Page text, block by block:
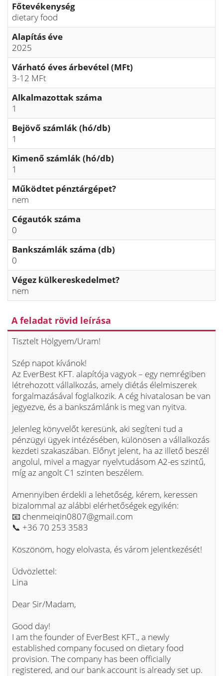
Főtevékenység
dietary food
Alapítás éve
2025
Várható éves árbevétel (MFt)
3-12 MFt
Alkalmazottak száma
1
Bejövő számlák (hó/db)
1
Kimenő számlák (hó/db)
1
Működtet pénztárgépet?
nem
Cégautók száma
0
Bankszámlák száma (db)
0
Végez külkereskedelmet?
nem
A feladat rövid leírása
Tisztelt Hölgyem/Uram!
Szép napot kívánok!
Az EverBest KFT. alapítója vagyok – egy nemrégiben
létrehozott vállalkozás, amely diétás élelmiszerek
forgalmazásával foglalkozik. A cég hivatalosan be van
jegyezve, és a bankszámlánk is meg van nyitva.
Jelenleg könyvelőt keresünk, aki segíteni tud a
pénzügyi ügyek intézésében, különösen a vállalkozás
kezdeti szakaszában. Előnyt jelent, ha az illető beszél
angolul, mivel a magyar nyelvtudásom A2-es szintű,
míg az angolt C1 szinten beszélem.
Amennyiben érdekli a lehetőség, kérem, keressen
bizalommal az alábbi elérhetőségek egyikén:
📧 chenmeiqin0807@gmail.com
📞 +36 70 253 3583
Köszönöm, hogy elolvasta, és várom jelentkezését!
Üdvözlettel:
Lina
Dear Sir/Madam,
Good day!
I am the founder of EverBest KFT., a newly
established company focused on dietary food
provision. The company has been officially
registered, and our bank account is already set up.